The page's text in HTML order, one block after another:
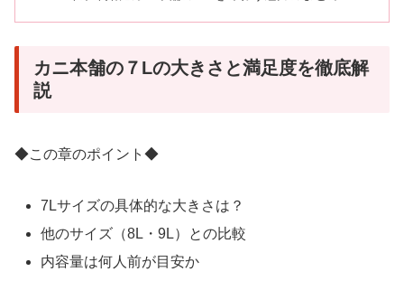
カニ本舗の７Lの大きさと満足度を徹底解
説
◆この章のポイント◆
7Lサイズの具体的な大きさは？
他のサイズ（8L・9L）との比較
内容量は何人前が目安か